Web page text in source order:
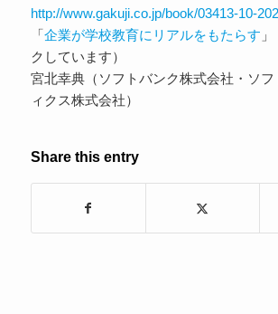
http://www.gakuji.co.jp/book/03413-10-
「企業が学校教育にリアルをもたらす
クしています）
宮北幸典（ソフトバンク株式会社・ソ
ィクス株式会社）
Share this entry